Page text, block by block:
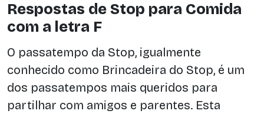
Respostas de Stop para Comida
com a letra F
O passatempo da Stop, igualmente
conhecido como Brincadeira do Stop, é um
dos passatempos mais queridos para
partilhar com amigos e parentes. Esta